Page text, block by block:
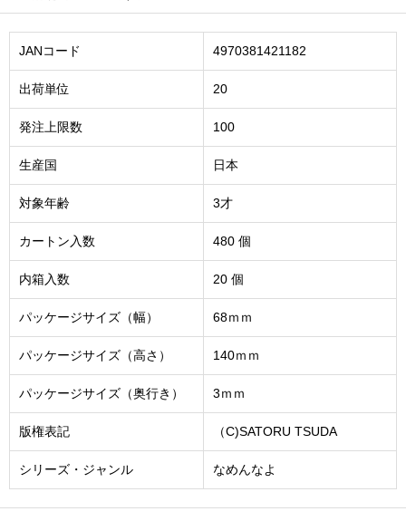
JANコード 4970381421182
出荷単位 20
発注上限数 100
生産国 日本
対象年齢 3才
カートン入数 480 個
内箱入数 20 個
パッケージサイズ（幅） 68ｍｍ
パッケージサイズ（高さ） 140ｍｍ
パッケージサイズ（奥行き） 3ｍｍ
版権表記 （C)SATORU TSUDA
シリーズ・ジャンル なめんなよ